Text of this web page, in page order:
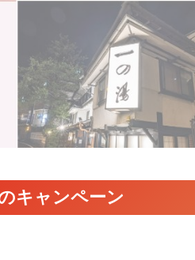
キャンペーン